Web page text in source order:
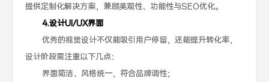
提供定制化解决方案，兼顾美观性、功能性与SEO优化。
4.设计UI/UX界面
优秀的视觉设计不仅能吸引用户停留，还能提升转化率，
设计阶段需注重以下几点：
界面简洁、风格统一，符合品牌调性；